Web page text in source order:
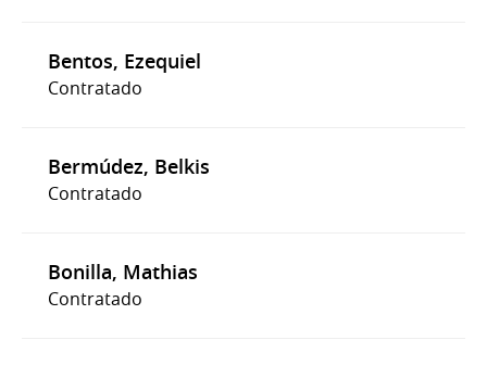
Bentos, Ezequiel
Contratado
Bermúdez, Belkis
Contratado
Bonilla, Mathias
Contratado